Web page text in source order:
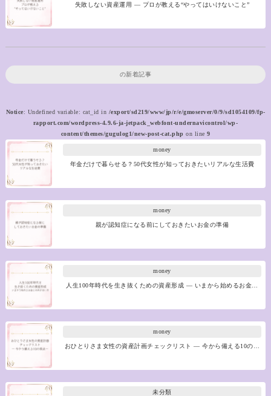
失敗しない資産運用 ― プロが教える“やってはいけないこと”
の新着記事
Notice: Undefined variable: cat_id in /export/sd219/www/jp/r/e/gmoserver/0/9/sd1054109/fp-
rapport.com/wordpress-4.9.6-ja-jetpack_webfont-undernavicontrol/wp-
content/themes/gugulog1/new-post-cat.php on line 9
money
年金だけで暮らせる？50代女性が知っておきたいリアルな生活費
money
親が認知症になる前にしておきたいお金の準備
money
人生100年時代を生き抜くための資産形成 ― いまから始めるお金…
money
おひとりさま女性の資産計画チェックリスト ― 今から備える10の…
未分類